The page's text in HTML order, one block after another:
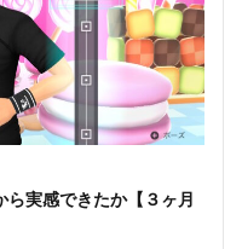
ら実感できたか【３ヶ月